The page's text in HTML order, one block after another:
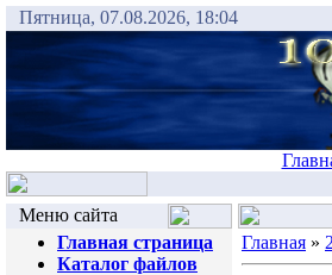
Пятница, 07.08.2026, 18:04
Меню сайта
Главная страница
Каталог файлов
Главная »